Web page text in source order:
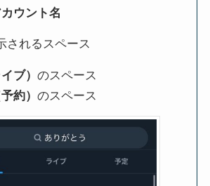
ートを事前
に設定でき
相手にバレる？違法？バレ
ウント名
されるスペース
ブ） のスペース
約） のスペース